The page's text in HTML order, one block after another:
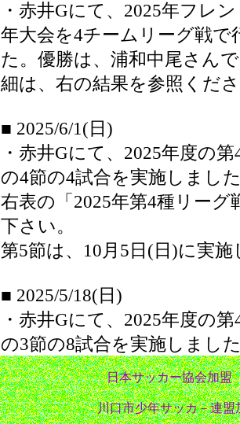
・赤井Gにて、2025年フレ
年大会を4チームリーグ戦で
た。優勝は、浦和中尾さん
細は、右の結果を参照くだ
■ 2025/6/1(日)
・赤井Gにて、2025年度の
の4節の4試合を実施しまし
右表の「2025年第4種リーグ
下さい。
第5節は、10月5日(日)に実施
■ 2025/5/18(日)
・赤井Gにて、2025年度の
の3節の8試合を実施しまし
日本サッカー協会加盟
川口市少年サッカ－連